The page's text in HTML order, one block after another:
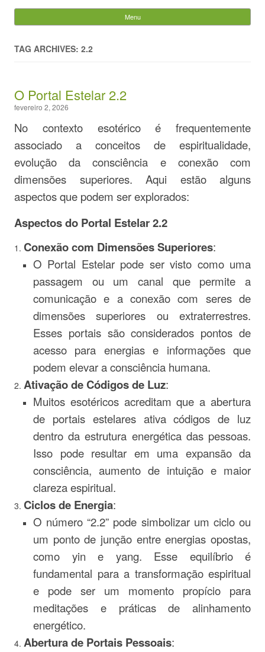
Evandro Legramonte
Menu
TAG ARCHIVES: 2.2
O Portal Estelar 2.2
fevereiro 2, 2026
No contexto esotérico é frequentemente
associado a conceitos de espiritualidade,
evolução da consciência e conexão com
dimensões superiores. Aqui estão alguns
aspectos que podem ser explorados:
Aspectos do Portal Estelar 2.2
Conexão com Dimensões Superiores:
O Portal Estelar pode ser visto como uma
passagem ou um canal que permite a
comunicação e a conexão com seres de
dimensões superiores ou extraterrestres.
Esses portais são considerados pontos de
acesso para energias e informações que
podem elevar a consciência humana.
Ativação de Códigos de Luz:
Muitos esotéricos acreditam que a abertura
de portais estelares ativa códigos de luz
dentro da estrutura energética das pessoas.
Isso pode resultar em uma expansão da
consciência, aumento de intuição e maior
clareza espiritual.
Ciclos de Energia:
O número “2.2” pode simbolizar um ciclo ou
um ponto de junção entre energias opostas,
como yin e yang. Esse equilíbrio é
fundamental para a transformação espiritual
e pode ser um momento propício para
meditações e práticas de alinhamento
energético.
Abertura de Portais Pessoais: